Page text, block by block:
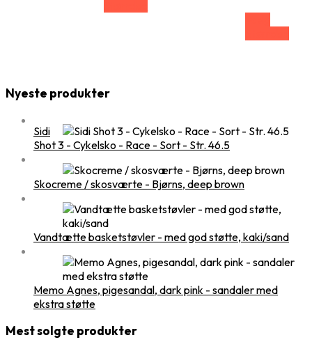
Nyeste produkter
Sidi
Shot 3 - Cykelsko - Race - Sort - Str. 46.5
Skocreme / skosværte - Bjørns, deep brown
Vandtætte basketstøvler - med god støtte, kaki/sand
Memo Agnes, pigesandal, dark pink - sandaler med
ekstra støtte
Mest solgte produkter